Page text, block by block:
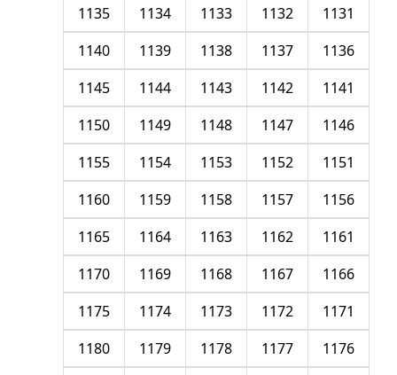
1131
1132
1133
1134
1135
1136
1137
1138
1139
1140
1141
1142
1143
1144
1145
1146
1147
1148
1149
1150
1151
1152
1153
1154
1155
1156
1157
1158
1159
1160
1161
1162
1163
1164
1165
1166
1167
1168
1169
1170
1171
1172
1173
1174
1175
1176
1177
1178
1179
1180